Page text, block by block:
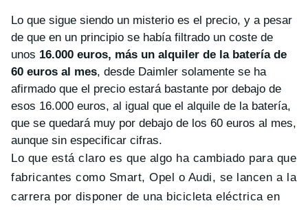
Lo que sigue siendo un misterio es el precio, y a pesar
de que en un principio se había filtrado un coste de
unos 16.000 euros, más un alquiler de la batería de
60 euros al mes, desde Daimler solamente se ha
afirmado que el precio estará bastante por debajo de
esos 16.000 euros, al igual que el alquile de la batería,
que se quedará muy por debajo de los 60 euros al mes,
aunque sin especificar cifras.
Lo que está claro es que algo ha cambiado para que
fabricantes como Smart, Opel o Audi, se lancen a la
carrera por disponer de una bicicleta eléctrica en